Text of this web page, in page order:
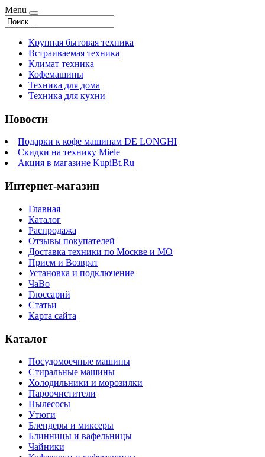
Menu
Крупная бытовая техника
Встраиваемая техника
Климат техника
Кофемашины
Техника для дома
Техника для кухни
Новости
Подарки к кофе машинам DE LONGHI
Скидки на технику Miele
Акция в магазине KupiBt.Ru
Интернет-магазин
Главная
Каталог
Распродажа
Отзывы покупателей
Доставка техники по Москве и МО
Прием и Возврат
Установка и подключение
ЧаВо
Глоссарий
Статьи
Карта сайта
Каталог
Посудомоечные машины
Стиральные машины
Холодильники и морозилки
Пароочистители
Пылесосы
Утюги
Блендеры и миксеры
Блинницы и вафельницы
Чайники